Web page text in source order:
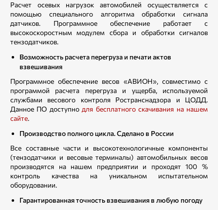
Расчет осевых нагрузок автомобилей осуществляется с
помощью специального алгоритма обработки сигнала
датчиков. Программное обеспечение работает с
высокоскоростным модулем сбора и обработки сигналов
тензодатчиков.
Возможность расчета перегруза и печати актов
взвешивания
Программное обеспечение весов «АВИОН», совместимо с
программой расчета перегруза и ущерба, используемой
службами весового контроля Ространснадзора и ЦОДД.
Данное ПО доступно для бесплатного скачивания на нашем
сайте.
Производство полного цикла. Сделано в России
Все составные части и высокотехнологичные компоненты
(тензодатчики и весовые терминалы) автомобильных весов
производятся на нашем предприятии и проходят 100 %
контроль качества на уникальном испытательном
оборудовании.
Гарантированная точность взвешивания в любую погоду